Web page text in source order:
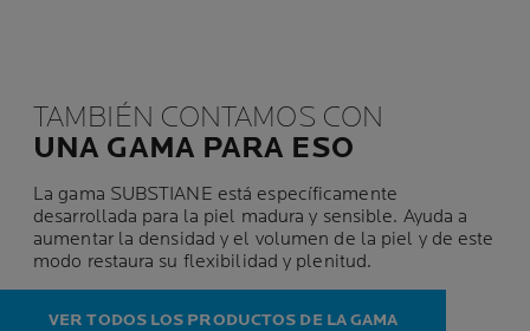
TAMBIÉN CONTAMOS CON
UNA GAMA PARA ESO
La gama SUBSTIANE está específicamente
desarrollada para la piel madura y sensible. Ayuda a
aumentar la densidad y el volumen de la piel y de este
modo restaura su flexibilidad y plenitud.
VER TODOS LOS PRODUCTOS DE LA GAMA